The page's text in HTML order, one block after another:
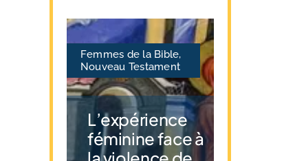
Femmes de la Bible,
Nouveau Testament
L’expérience
féminine face à